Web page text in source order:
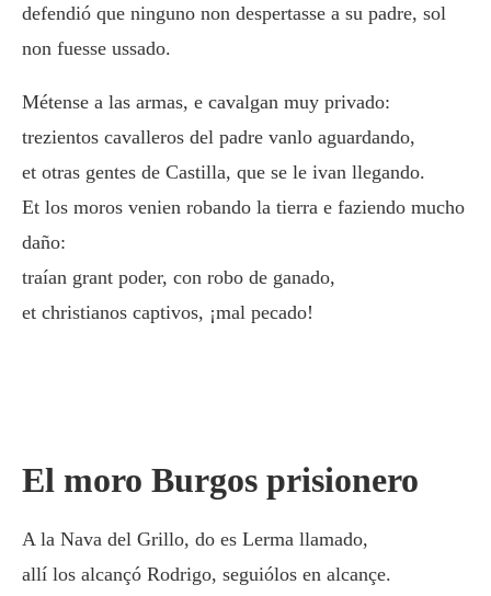
defendió que ninguno non despertasse a su padre, sol
non fuesse ussado.
Métense a las armas, e cavalgan muy privado:
trezientos cavalleros del padre vanlo aguardando,
et otras gentes de Castilla, que se le ivan llegando.
Et los moros venien robando la tierra e faziendo mucho
daño:
traían grant poder, con robo de ganado,
et christianos captivos, ¡mal pecado!
El moro Burgos prisionero
A la Nava del Grillo, do es Lerma llamado,
allí los alcançó Rodrigo, seguiólos en alcançe.